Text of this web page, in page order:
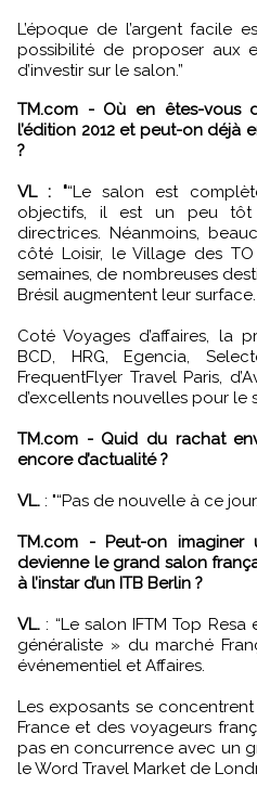
L’époque de l’argent facile
possibilité de proposer aux
d’investir sur le salon.”
TM.com - Où en êtes-vous de votre remplissage pour
l’édition 2012 et peut-on déjà
?
VL : "“Le salon est
objectifs, il est un peu
directrices. Néanmoins,
côté Loisir, le Village des
semaines, de nombreuses
Brésil augmentent leur surface.
Coté Voyages d’affaires, la
BCD, HRG, Egencia,
FrequentFlyer Travel Paris,
d’excellents nouvelles pour le
TM.com - Quid du rachat
encore d’actualité ?
VL. : "“Pas de nouvelle à ce
TM.com - Peut-on imaginer
devienne le grand salon
à l’instar d’un ITB Berlin ?
VL. : “Le salon IFTM Top
généraliste » du marché
événementiel et Affaires.
Les exposants se
France et des voyageurs
pas en concurrence avec un
le Word Travel Market de